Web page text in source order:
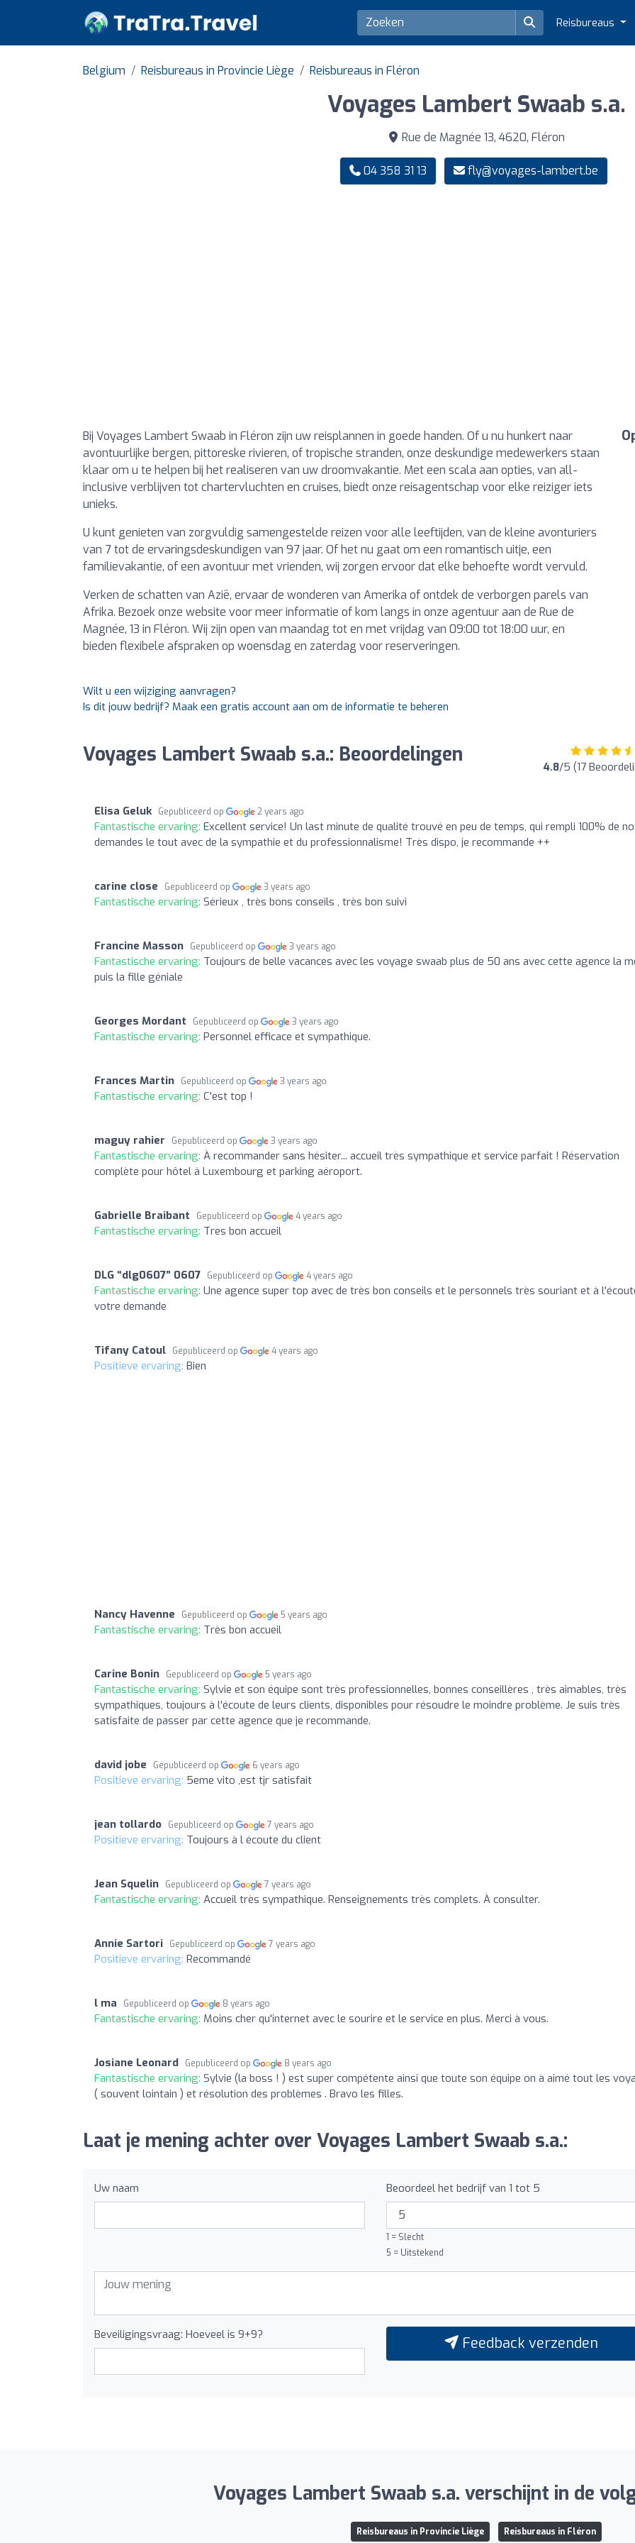
Reisbureaus
Belgium Reisbureaus in Provincie Liège Reisbureaus in Fléron
Voyages Lambert Swaab s.a.
Rue de Magnée 13, 4620, Fléron
04 358 31 13 fly@voyages-lambert.be
Bij Voyages Lambert Swaab in Fléron zijn uw reisplannen in goede handen. Of u nu hunkert naar
avontuurlijke bergen, pittoreske rivieren, of tropische stranden, onze deskundige medewerkers staan
klaar om u te helpen bij het realiseren van uw droomvakantie. Met een scala aan opties, van all-
inclusive verblijven tot chartervluchten en cruises, biedt onze reisagentschap voor elke reiziger iets
unieks.
U kunt genieten van zorgvuldig samengestelde reizen voor alle leeftijden, van de kleine avonturiers
van 7 tot de ervaringsdeskundigen van 97 jaar. Of het nu gaat om een romantisch uitje, een
familievakantie, of een avontuur met vrienden, wij zorgen ervoor dat elke behoefte wordt vervuld.
Verken de schatten van Azië, ervaar de wonderen van Amerika of ontdek de verborgen parels van
Afrika. Bezoek onze website voor meer informatie of kom langs in onze agentuur aan de Rue de
Magnée, 13 in Fléron. Wij zijn open van maandag tot en met vrijdag van 09:00 tot 18:00 uur, en
bieden flexibele afspraken op woensdag en zaterdag voor reserveringen.
Wilt u een wijziging aanvragen?
Is dit jouw bedrijf? Maak een gratis account aan om de informatie te beheren
Voyages Lambert Swaab s.a.: Beoordelingen 4.8/5 (17
Elisa Geluk Gepubliceerd op 2 years ago
Fantastische ervaring: Excellent service! Un last minute de qualité trouvé en peu de temps, qui rempli 100% de
demandes le tout avec de la sympathie et du professionnalisme! Très dispo, je recommande ++
carine close Gepubliceerd op 3 years ago
Fantastische ervaring: Sérieux , très bons conseils , très bon suivi
Francine Masson Gepubliceerd op 3 years ago
Fantastische ervaring: Toujours de belle vacances avec les voyage swaab plus de 50 ans avec cette agence la
puis la fille géniale
Georges Mordant Gepubliceerd op 3 years ago
Fantastische ervaring: Personnel efficace et sympathique.
Frances Martin Gepubliceerd op 3 years ago
Fantastische ervaring: C'est top !
maguy rahier Gepubliceerd op 3 years ago
Fantastische ervaring: À recommander sans hésiter... accueil très sympathique et service parfait ! Réservation
complète pour hôtel à Luxembourg et parking aéroport.
Gabrielle Braibant Gepubliceerd op 4 years ago
Fantastische ervaring: Tres bon accueil
DLG “dlg0607” 0607 Gepubliceerd op 4 years ago
Fantastische ervaring: Une agence super top avec de très bon conseils et le personnels très souriant et à
votre demande
Tifany Catoul Gepubliceerd op 4 years ago
Positieve ervaring: Bien
Nancy Havenne Gepubliceerd op 5 years ago
Fantastische ervaring: Très bon accueil
Carine Bonin Gepubliceerd op 5 years ago
Fantastische ervaring: Sylvie et son équipe sont très professionnelles, bonnes conseillères , très aimables, très
sympathiques, toujours à l'écoute de leurs clients, disponibles pour résoudre le moindre problème. Je suis très
satisfaite de passer par cette agence que je recommande.
david jobe Gepubliceerd op 6 years ago
Positieve ervaring: 5eme vito ,est tjr satisfait
jean tollardo Gepubliceerd op 7 years ago
Positieve ervaring: Toujours à l écoute du client
Jean Squelin Gepubliceerd op 7 years ago
Fantastische ervaring: Accueil très sympathique. Renseignements très complets. À consulter.
Annie Sartori Gepubliceerd op 7 years ago
Positieve ervaring: Recommandé
l ma Gepubliceerd op 8 years ago
Fantastische ervaring: Moins cher qu'internet avec le sourire et le service en plus. Merci à vous.
Josiane Leonard Gepubliceerd op 8 years ago
Fantastische ervaring: Sylvie (la boss ! ) est super compétente ainsi que toute son équipe on à aimé tout les
( souvent lointain ) et résolution des problèmes . Bravo les filles.
Laat je mening achter over Voyages Lambert Swaab s.a.:
Uw naam Beoordeel het bedrijf van 1 tot 5
1 = Slecht
5 = Uitstekend
Beveiligingsvraag: Hoeveel is 9+9? Feedback verzenden
Voyages Lambert Swaab s.a. verschijnt in de
Reisbureaus in Provincie Liège Reisbureaus in Fléron